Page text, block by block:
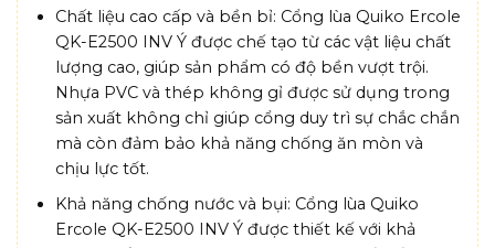
Chất liệu cao cấp và bền bỉ: Cổng lùa Quiko Ercole
QK-E2500 INV Ý được chế tạo từ các vật liệu chất
lượng cao, giúp sản phẩm có độ bền vượt trội.
Nhựa PVC và thép không gỉ được sử dụng trong
sản xuất không chỉ giúp cổng duy trì sự chắc chắn
mà còn đảm bảo khả năng chống ăn mòn và
chịu lực tốt.
Khả năng chống nước và bụi: Cổng lùa Quiko
Ercole QK-E2500 INV Ý được thiết kế với khả